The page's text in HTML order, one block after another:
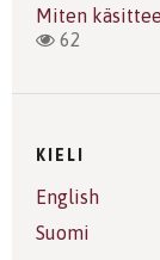
Miten
62
KIELI
English
Suomi